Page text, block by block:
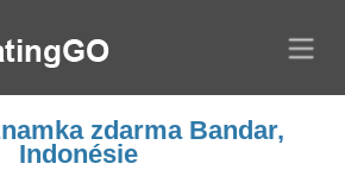
zdarma Bandar,
Indonésie